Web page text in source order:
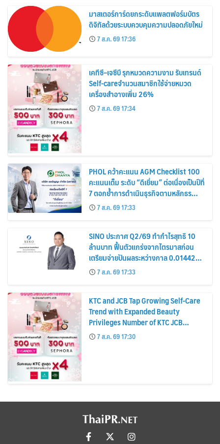
มาสเตอร์การ์ดยกระดับแพลตฟอร์มบัตร
ดิจิทัลด้วยระบบควบคุมความปลอดภัยใหม่
7 ส.ค. 69 17:36
เคทีซี–เจซีบี รุกหมวดความงาม รับเทรนด์
Self-careจำนวนสมาชิกใช้จ่ายหมวด
เครื่องสำอางเพิ่ม 26%
7 ส.ค. 69 17:34
PHOL คว้าคะแนน AGM Checklist 100
คะแนนเต็ม ระดับ “ดีเยี่ยม” ต่อเนื่องเป็นปีที่
7 ตอกย้ำการดำเนินธุรกิจตามหลักธร
รมาภิบาล โปร่งใส สร้างความเชื่อมั่นผู้ถือ
หุ้น
7 ส.ค. 69 17:33
SINO ประกาศ Q2/69 ทำกำไรสุทธิ 10
ล้านบาท ฟื้นตัวแกร่งจากไตรมาสก่อน
เตรียมจ่ายปันผลระหว่างกาล 0.014423
บาทต่อหุ้น ครึ่งปีหลังมุ่งเติบโตต่อเนื่อง
7 ส.ค. 69 17:33
KTC and JCB Tap Growing Self-Care
Trend with Expanded Beauty
Privileges Number of KTC JCB
Cardmembers Spending on
Cosmetics Rises 26%
7 ส.ค. 69 17:30